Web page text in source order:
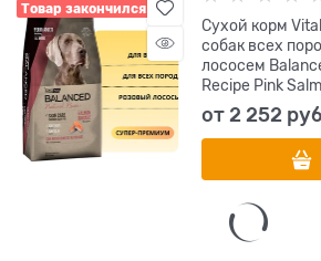
Товар закончился
Сухой корм
собак всех
лососем
Recipe Pink
от2 252